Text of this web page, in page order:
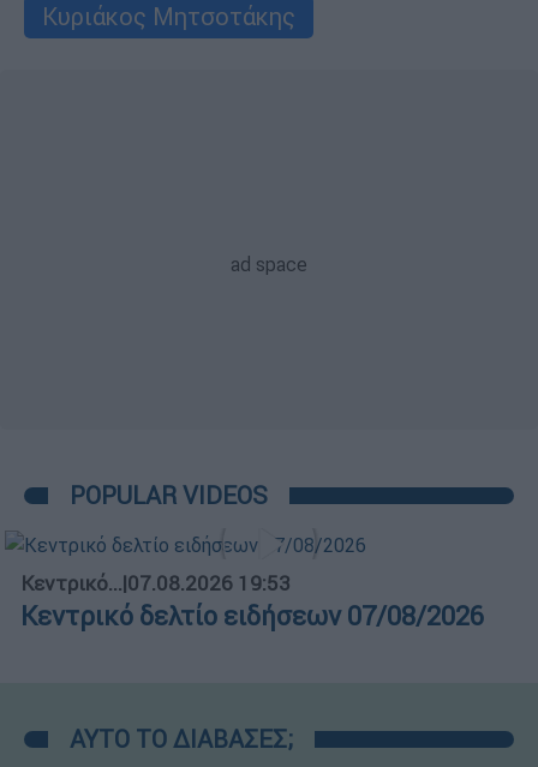
Κυριάκος Μητσοτάκης
POPULAR VIDEOS
Κεντρικό...|07.08.2026 19:53
Κεντρικό δελτίο ειδήσεων 07/08/2026
ΑΥΤΟ ΤΟ ΔΙΑΒΑΣΕΣ;